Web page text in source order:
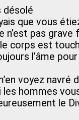
désolé
que vous
n’est pas grave
le corps est
l’âme
voyez navré
les hommes
le